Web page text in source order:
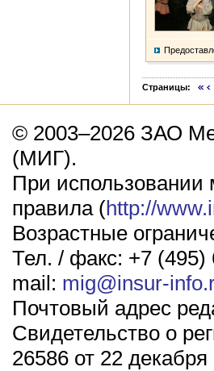
Страницы:
© 2003–2026 ЗАО
(МИГ).
При
правила (http://
Возрастные
Тел. / факс: +7 (495)
mail: mig@insur-
Почтовый адрес
Свидетельство о
26586 от 22 декабря